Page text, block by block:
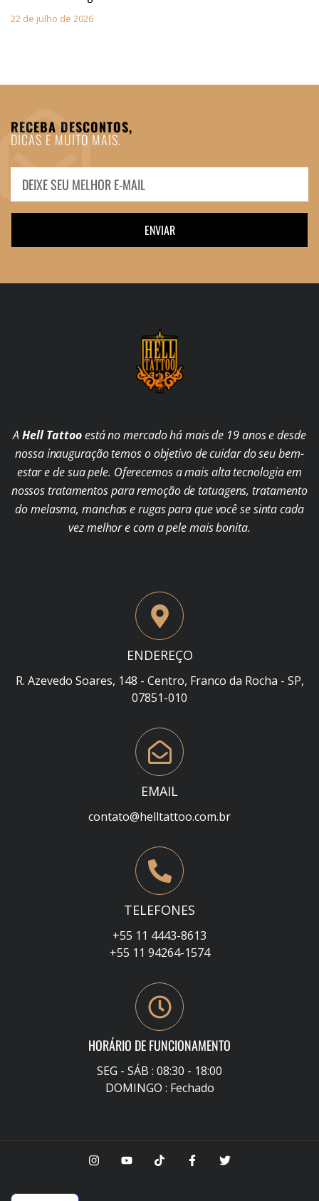
22 de julho de 2026
RECEBA DESCONTOS,
DICAS E MUITO MAIS.
ENVIAR
AHell Tattooestá no mercado há mais de 19 anos e desde
nossa inauguração temos o objetivo de cuidar do seu bem-
estar e de sua pele. Oferecemos a mais alta tecnologia em
nossos tratamentos para remoção de tatuagens, tratamento
do melasma, manchas e rugas para que você se sinta cada
vez melhor e com a pele mais bonita.
ENDEREÇO
R. Azevedo Soares, 148 - Centro, Franco da Rocha - SP,
07851-010
EMAIL
contato@helltattoo.com.br
TELEFONES
+55 11 4443-8613
+55 11 94264-1574
HORÁRIO DE FUNCIONAMENTO
SEG - SÁB : 08:30 - 18:00
DOMINGO : Fechado